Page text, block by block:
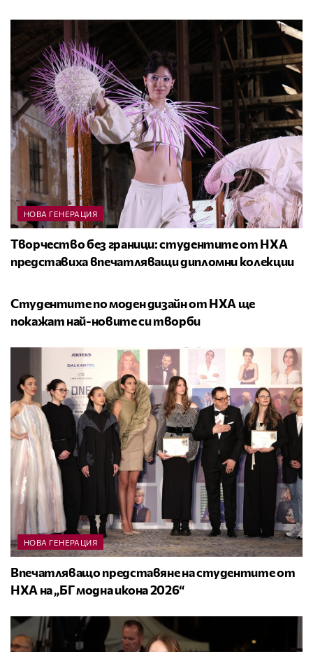
НОВА ГЕНЕРАЦИЯ
Творчество без граници: студентите от НХА
представиха впечатляващи дипломни колекции
Студентите по моден дизайн от НХА ще
покажат най-новите си творби
НОВА ГЕНЕРАЦИЯ
Впечатляващо представяне на студентите от
НХА на „БГ модна икона 2026“